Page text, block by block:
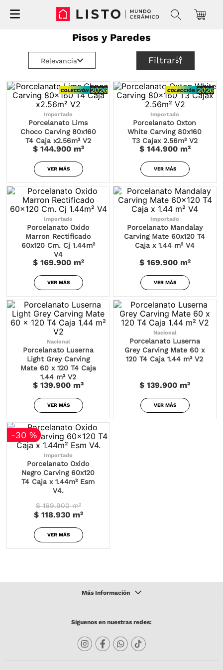
Pisos y Paredes
Relevancia Filtrar
Importado
Porcelanato Lims
Choco Carving 80x160
T4 Caja x2.56m² V2
$ 144.900m²
VER MÁS
Importado
Porcelanato Oxton
White Carving 80x160
T3 Cajax 2.56m² V2
$ 144.900m²
VER MÁS
Importado
Porcelanato Oxido
Marron Rectificado
60x120 Cm. Cj 1.44m²
V4
$ 169.900m²
VER MÁS
Importado
Porcelanato Mandalay
Carving Mate 60x120 T4
Caja x 1.44 m² V4
$ 169.900m²
VER MÁS
Nacional
Porcelanato Luserna
Light Grey Carving
Mate 60 x 120 T4 Caja
1.44 m² V2
$ 139.900 m²
VER MÁS
Nacional
Porcelanato Luserna
Grey Carving Mate 60 x
120 T4 Caja 1.44 m² V2
$ 139.900 m²
VER MÁS
-30 %
Importado
Porcelanato Oxido
Negro Carving 60x120
T4 Caja x 1.44m² Esm
V4.
$ 169.900m²
$ 118.930m²
VER MÁS
Síguenos en nuestras redes: